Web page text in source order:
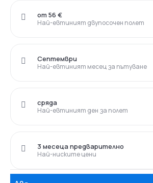
Най-евтиният двупосочен полет
от 56 €
Най-евтиният месец за пътуване
Септември
Най-евтиният ден за полет
сряда
Най-ниските цени
3 месеца предварително